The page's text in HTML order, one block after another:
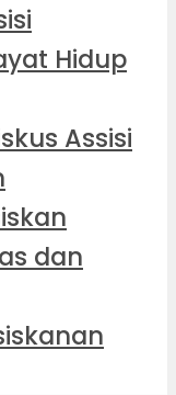
Hidup
Assisi
dan